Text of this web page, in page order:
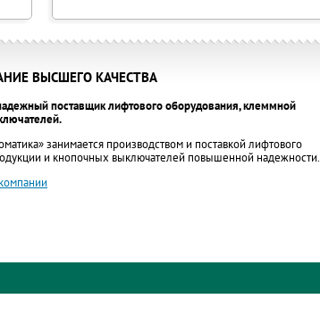
ВЫСШЕГО КАЧЕСТВА
поставщик лифтового оборудования, клеммной
занимается производством и поставкой лифтового
и кнопочных выключателей повышенной надежности.